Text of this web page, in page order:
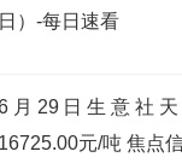
日）​-每日速看
月29日生意社
16725.00元/吨 焦点